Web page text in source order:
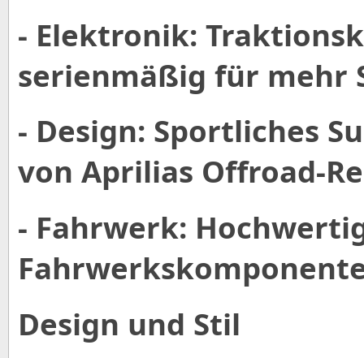
- Elektronik:
serienmäßig für mehr
- Design: Sportliches
von Aprilias Offroad-
- Fahrwerk:
Design und Stil